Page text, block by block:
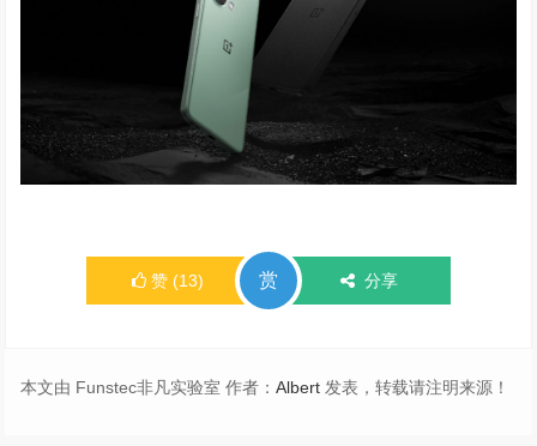
赞 (13) 赏 分享
本文由 Funstec非凡实验室 作者：Albert 发表，转载请注明来源！